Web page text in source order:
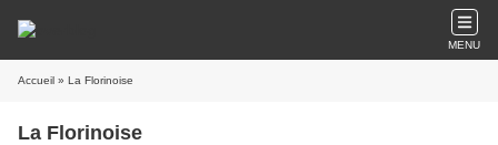
MENU
Accueil » La Florinoise
La Florinoise